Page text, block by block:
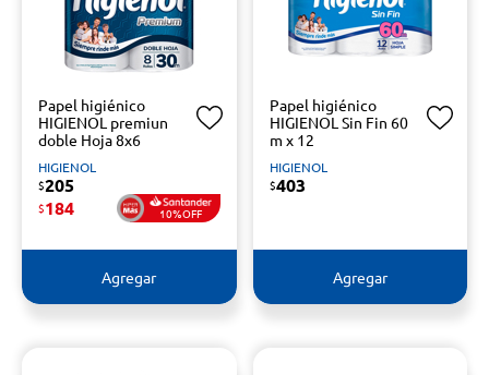
Papel higiénico
HIGIENOL premiun
doble Hoja 8x6
HIGIENOL
$205
$184 10%OFF
Agregar
Papel higiénico
HIGIENOL Sin Fin 60
m x 12
HIGIENOL
$403
Agregar